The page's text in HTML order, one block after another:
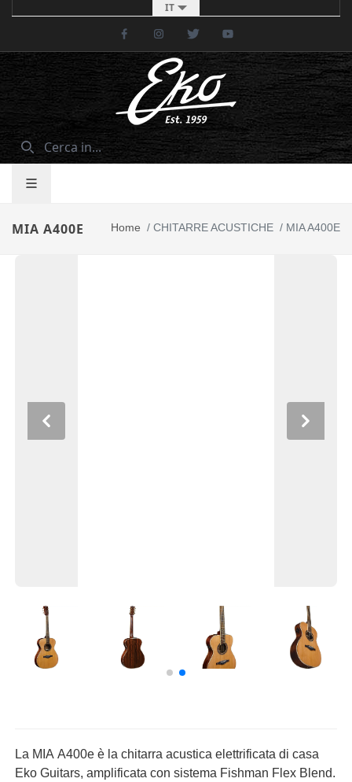
IT
FacebookInstagramTwitter
MIA A400E Home / CHITARRE ACUSTICHE / MIA A400E
Previous Next
La MIA A400e è la chitarra acustica elettrificata di casa
Eko Guitars, amplificata con sistema Fishman Flex Blend.